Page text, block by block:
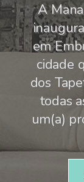
A
em
cidade
dos
todas
um(a)